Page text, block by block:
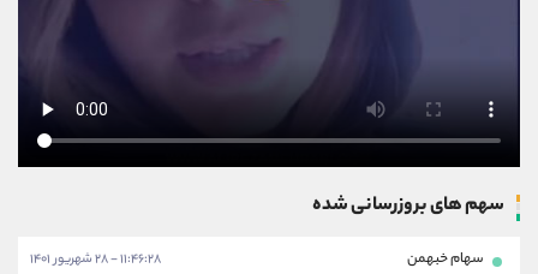
سهم های بروزرسانی شده
سهام خبهمن ۱۱:۴۶:۲۸ - ۲۸ شهریور ۱۴۰۱